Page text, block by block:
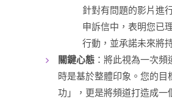
針對有問題的影片進
申訴信中，表明您已
行動，並承諾未來將
關鍵心態 ：將此視為一次
時是基於整體印象。您的目
功」，更是將頻道打造成一